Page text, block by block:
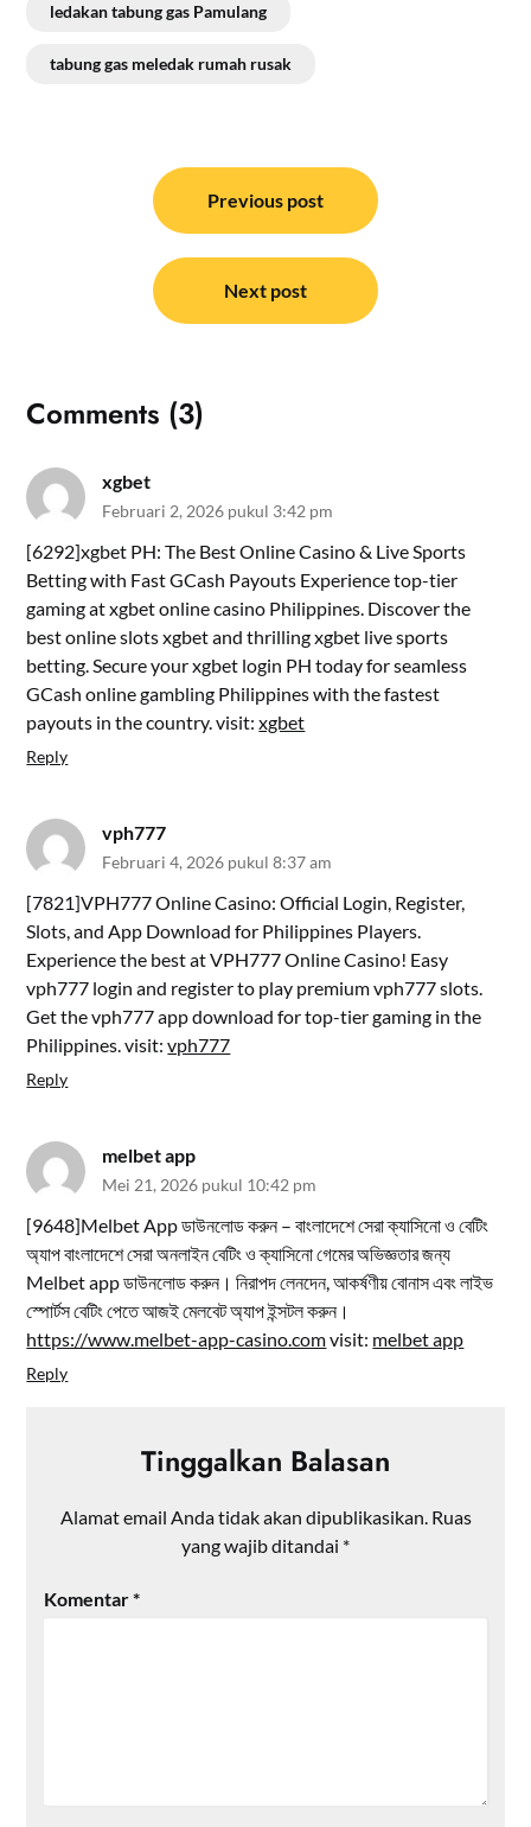
ledakan tabung gas Pamulang
tabung gas meledak rumah rusak
Previous post
Next post
Comments (3)
xgbet
Februari 2, 2026 pukul 3:42 pm
[6292]xgbet PH: The Best Online Casino & Live Sports
Betting with Fast GCash Payouts Experience top-tier
gaming at xgbet online casino Philippines. Discover the
best online slots xgbet and thrilling xgbet live sports
betting. Secure your xgbet login PH today for seamless
GCash online gambling Philippines with the fastest
payouts in the country. visit:xgbet
Reply
vph777
Februari 4, 2026 pukul 8:37 am
[7821]VPH777 Online Casino: Official Login, Register,
Slots, and App Download for Philippines Players.
Experience the best at VPH777 Online Casino! Easy
vph777 login and register to play premium vph777 slots.
Get the vph777 app download for top-tier gaming in the
Philippines. visit:vph777
Reply
melbet app
Mei 21, 2026 pukul 10:42 pm
[9648]Melbet App ডাউনলোড করুন – বাংলাদেশে সেরা ক্যাসিনো ও বেটিং
অ্যাপ বাংলাদেশে সেরা অনলাইন বেটিং ও ক্যাসিনো গেমের অভিজ্ঞতার জন্য
Melbet app ডাউনলোড করুন। নিরাপদ লেনদেন, আকর্ষণীয় বোনাস এবং লাইভ
স্পোর্টস বেটিং পেতে আজই মেলবেট অ্যাপ ইন্সটল করুন।
https://www.melbet-app-casino.comvisit: melbet app
Reply
Tinggalkan Balasan
Alamat email Anda tidak akan dipublikasikan. Ruas
yang wajib ditandai *
Komentar*